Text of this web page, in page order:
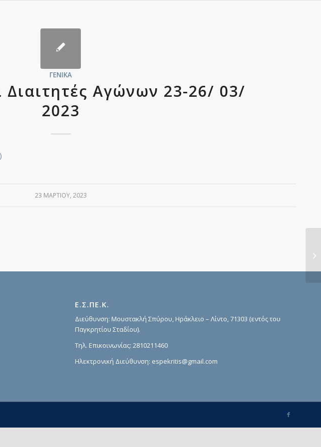
ΓΕΝΙΚΆ
Αγώνων 23-26/ 03/
2023
23 ΜΑΡΤΊΟΥ, 2023
Ε.Σ.ΠΕ.Κ.
Διεύθυνση: Μουστακλή Σπύρου, Ηράκλειο – Λίντο, 71303 (εντός του
Παγκρητίου Σταδίου).
Τηλ. Επικοινωνίας: 2810211460
Ηλεκτρονική Διεύθυνση: espekritis@gmail.com